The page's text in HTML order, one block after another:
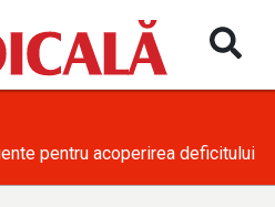
pentru acoperirea deficitului